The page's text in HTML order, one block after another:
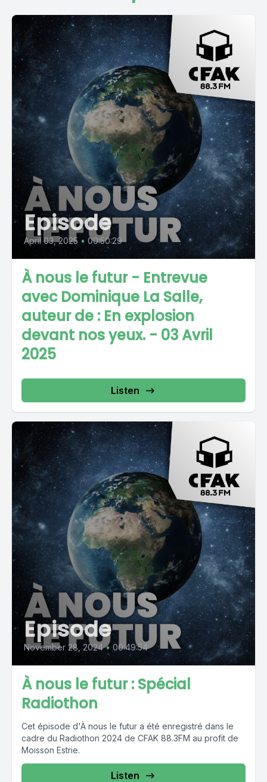
Episode
April 03, 2025 • 00:50:29
À nous le futur - Entrevue
avec Dominique La Salle,
auteur de : En explosion
devant nos yeux. - 03 Avril
2025
Listen
Episode
November 28, 2024 • 00:49:54
À nous le futur : Spécial
Radiothon
Cet épisode d'À nous le futur a été enregistré dans le
cadre du Radiothon 2024 de CFAK 88.3FM au profit de
Moisson Estrie.
Listen